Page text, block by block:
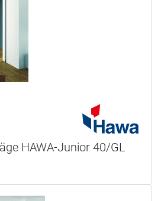
HAWA-Junior 40/GL